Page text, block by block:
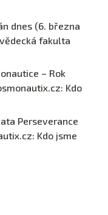
dnes (6. března
fakulta
– Rok
: Kdo
Perseverance
: Kdo jsme